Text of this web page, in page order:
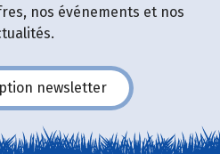
nos événements et nos
newsletter